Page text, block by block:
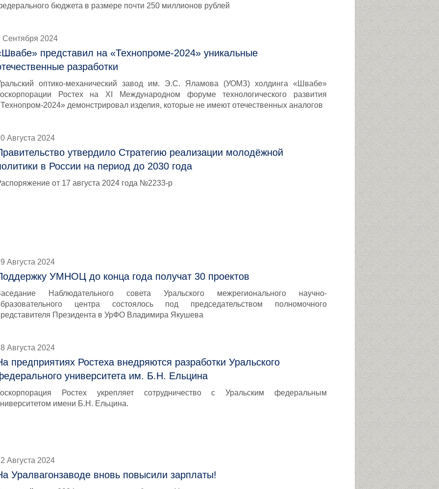
бюджета в размере почти 250 миллионов рублей
Сентября 2024
представил на «Технопроме-2024» уникальные
разработки
оптико-механический завод им. Э.С. Яламова (УОМЗ) холдинга «Швабе»
Ростех на XI Международном форуме технологического развития
2024» демонстрировал изделия, которые не имеют отечественных аналогов
Августа 2024
утвердило Стратегию реализации молодёжной
в России на период до 2030 года
от 17 августа 2024 года №2233-р
Августа 2024
УМНОЦ до конца года получат 30 проектов
Наблюдательного совета Уральского межрегионального научно-
центра состоялось под председательством полномочного
Президента в УрФО Владимира Якушева
Августа 2024
предприятиях Ростеха внедряются разработки Уральского
университета им. Б.Н. Ельцина
Ростех укрепляет сотрудничество с Уральским федеральным
имени Б.Н. Ельцина.
Августа 2024
Уралвагонзаводе вновь повысили зарплаты!